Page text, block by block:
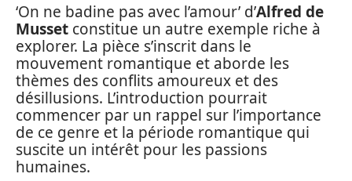
‘On ne badine pas avec l’amour’ d’Alfred de
Musset constitue un autre exemple riche à
explorer. La pièce s’inscrit dans le
mouvement romantique et aborde les
thèmes des conflits amoureux et des
désillusions. L’introduction pourrait
commencer par un rappel sur l’importance
de ce genre et la période romantique qui
suscite un intérêt pour les passions
humaines.